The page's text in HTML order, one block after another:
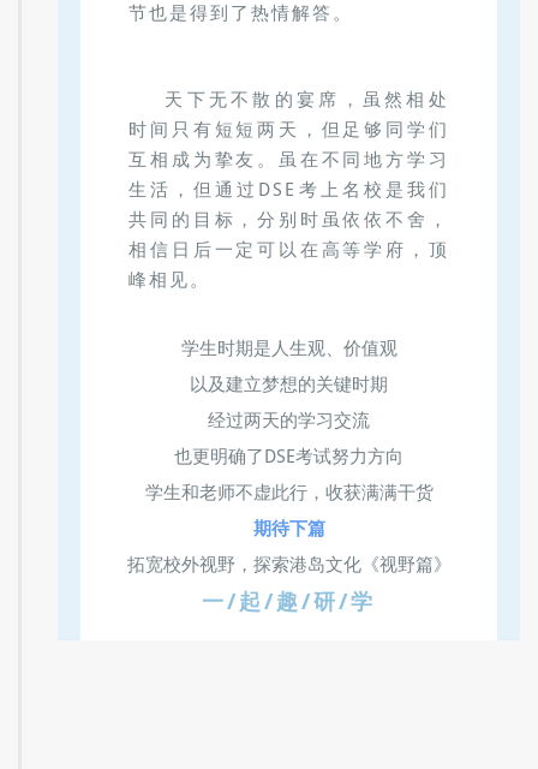
节也是得到了热情解答。
天下无不散的宴席，虽然相处
时间只有短短两天，但足够同学们
互相成为挚友。虽在不同地方学习
生活，但通过DSE考上名校是我们
共同的目标，分别时虽依依不舍，
相信日后一定可以在高等学府，顶
峰相见。
学生时期是人生观、价值观
以及建立梦想的关键时期
经过两天的学习交流
也更明确了DSE考试努力方向
学生和老师不虚此行，收获满满干货
期待下篇
拓宽校外视野，探索港岛文化《视野篇》
一/起/趣/研/学